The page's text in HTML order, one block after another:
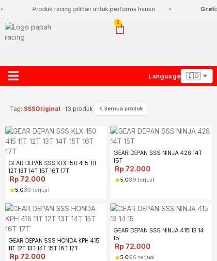
Produk racing pilihan untuk performa harian
0
Language
Tag: SSSOriginal · 13 produk Semua produk
GEAR DEPAN SSS KLX 150 415 11T
12T 13T 14T 15T 16T 17T
Rp 72.000
5.039 terjual
GEAR DEPAN SSS NINJA 428 14T
15T
Rp 72.000
5.039 terjual
GEAR DEPAN SSS HONDA KPH 415
11T 12T 13T 14T 15T 16T 17T
Rp 72.000
GEAR DEPAN SSS NINJA 415 13 14
15
Rp 72.000
5.096 terjual